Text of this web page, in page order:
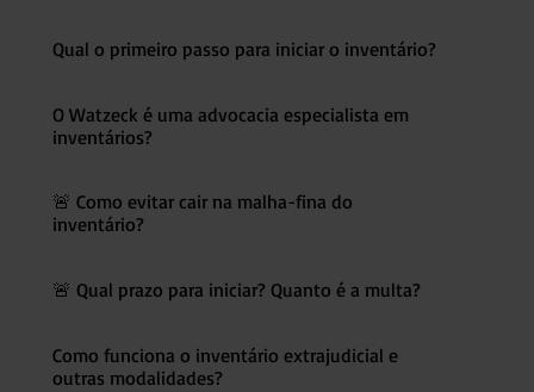
Qual o primeiro passo para iniciar o inventário?
O Watzeck é uma advocacia especialista em
inventários?
🚨 Como evitar cair na malha-fina do
inventário?
🚨 Qual prazo para iniciar? Quanto é a multa?
Como funciona o inventário extrajudicial e
outras modalidades?